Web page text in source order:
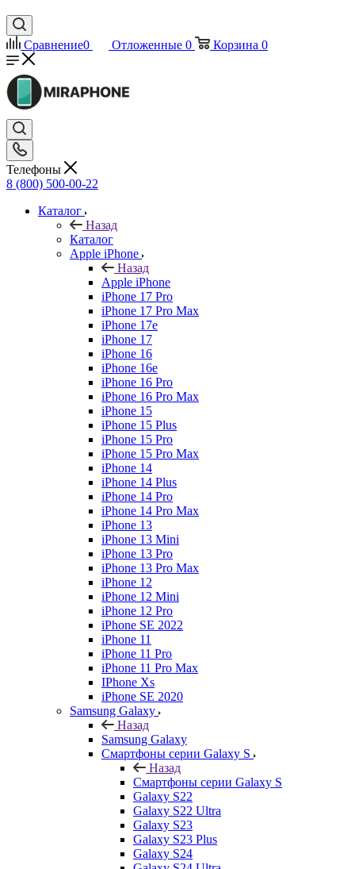
Сравнение0 Отложенные 0 Корзина 0
Телефоны
8 (800) 500-00-22
Каталог
Назад
Каталог
Apple iPhone
Назад
Apple iPhone
iPhone 17 Pro
iPhone 17 Pro Max
iPhone 17e
iPhone 17
iPhone 16
iPhone 16e
iPhone 16 Pro
iPhone 16 Pro Max
iPhone 15
iPhone 15 Plus
iPhone 15 Pro
iPhone 15 Pro Max
iPhone 14
iPhone 14 Plus
iPhone 14 Pro
iPhone 14 Pro Max
iPhone 13
iPhone 13 Mini
iPhone 13 Pro
iPhone 13 Pro Max
iPhone 12
iPhone 12 Mini
iPhone 12 Pro
iPhone SE 2022
iPhone 11
iPhone 11 Pro
iPhone 11 Pro Max
IPhone Xs
iPhone SE 2020
Samsung Galaxy
Назад
Samsung Galaxy
Смартфоны серии Galaxy S
Назад
Смартфоны серии Galaxy S
Galaxy S22
Galaxy S22 Ultra
Galaxy S23
Galaxy S23 Plus
Galaxy S24